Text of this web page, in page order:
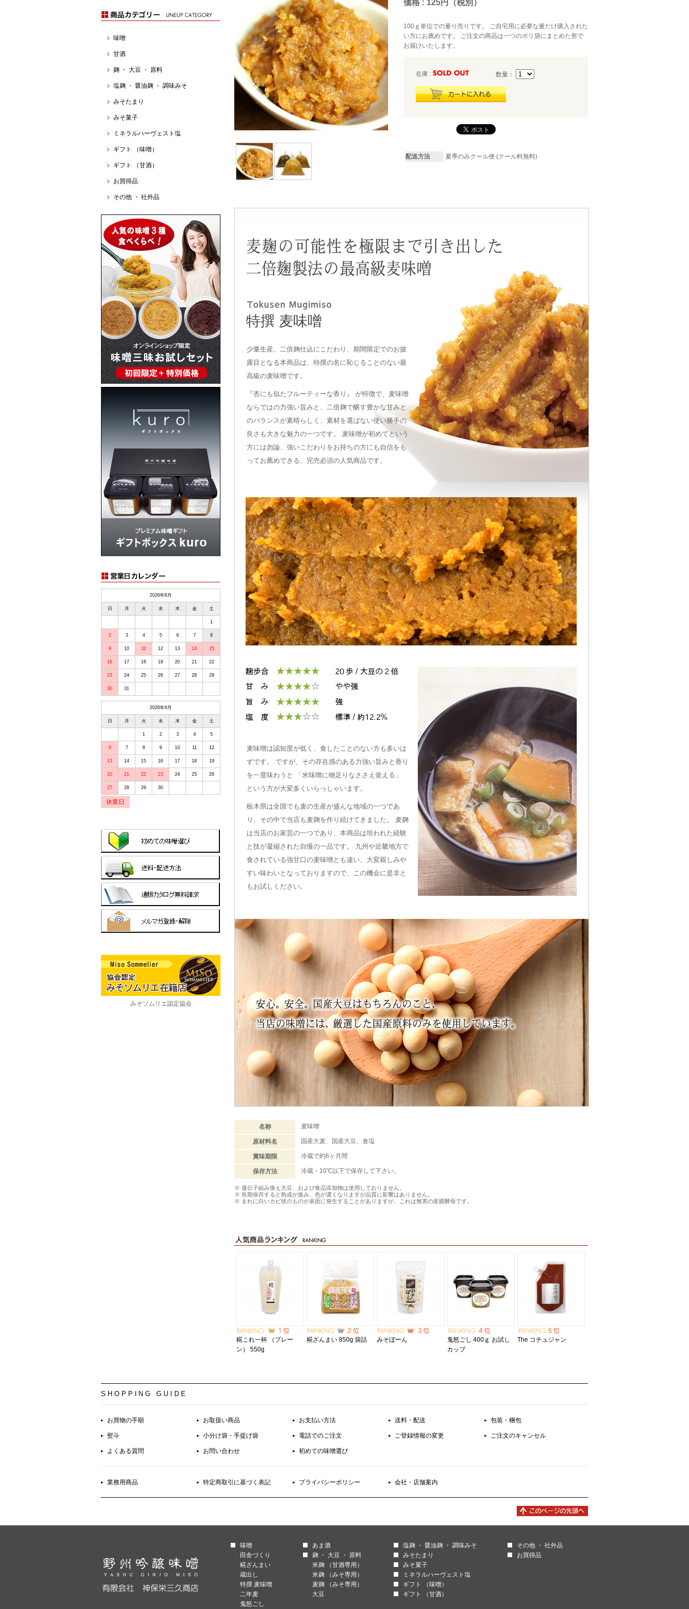
価格 : 125円（税別）
100ｇ単位での量り売りです。 ご自宅用に必要な量だけ購入された
い方にお薦めです。 ご注文の商品は一つのポリ袋にまとめた形で
お届けいたします。
在庫 : 数量：
配送方法 夏季のみクール便 (クール料無料)
特撰 麦味噌
少量生産、二倍麹仕込にこだわり、期間限定でのお披
露目となる本商品は、特撰の名に恥じることのない最
高級の麦味噌です。
『杏にも似たフルーティーな香り』 が特徴で、麦味噌
ならではの力強い旨みと、二倍麹で醸す豊かな甘みと
のバランスが素晴らしく、素材を選ばない使い勝手の
良さも大きな魅力の一つです。 麦味噌が初めてという
方には勿論、強いこだわりをお持ちの方にも自信をも
ってお薦めできる、完売必須の人気商品です。
麦味噌は認知度が低く、食したことのない方も多いは
ずです。 ですが、その存在感のある力強い旨みと香り
を一度味わうと 「米味噌に物足りなささえ覚える」
という方が大変多くいらっしゃいます。
栃木県は全国でも麦の生産が盛んな地域の一つであ
り、その中で当店も麦麹を作り続けてきました。 麦麹
は当店のお家芸の一つであり、本商品は培われた経験
と技が凝縮された自慢の一品です。 九州や近畿地方で
食されている強甘口の麦味噌とも違い、大変親しみや
すい味わいとなっておりますので、この機会に是非と
もお試しください。
名称 麦味噌
原材料名 国産大麦、国産大豆、食塩
賞味期限 冷蔵で約6ヶ月間
保存方法 冷蔵・10℃以下で保存して下さい。
※ 遺伝子組み換え大豆、および食品添加物は使用しておりません。
※ 長期保存すると熟成が進み、色が濃くなりますが品質に影響はありません。
※ まれに白いカビ状のものが表面に発生することがありますが、これは無害の産膜酵母です。
糀これ一杯 （プレー
ン） 550g
糀ざんまい 850g 袋詰 みそぼーん
鬼怒ごし 400ｇ お試し
カップ
The コチュジャン
味噌
甘酒
麹 ・ 大豆 ・ 原料
塩麹 ・ 醤油麹 ・ 調味みそ
みそたまり
みそ菓子
ミネラルハーヴェスト塩
ギフト （味噌）
ギフト （甘酒）
お買得品
その他 ・ 社外品
2026年8月
日 月 火 水 木 金 土
1
2 3 4 5 6 7 8
9 10 11 12 13 14 15
16 17 18 19 20 21 22
23 24 25 26 27 28 29
30 31
2026年9月
日 月 火 水 木 金 土
1 2 3 4 5
6 7 8 9 10 11 12
13 14 15 16 17 18 19
20 21 22 23 24 25 26
27 28 29 30
休業日
みそソムリエ認定協会
SHOPPING GUIDE
お買物の手順 お取扱い商品 お支払い方法 送料・配送 包装・梱包
熨斗 小分け袋・手提げ袋 電話でのご注文 ご登録情報の変更 ご注文のキャンセル
よくある質問 お問い合わせ 初めての味噌選び
業務用商品 特定商取引に基づく表記 プライバシーポリシー 会社・店舗案内
味噌
田舎づくり
糀ざんまい
蔵出し
特撰 麦味噌
二年麦
鬼怒ごし
あま酒
麹 ・ 大豆 ・ 原料
米麹 （甘酒専用）
米麹 （みそ専用）
麦麹 （みそ専用）
大豆
塩麹 ・ 醤油麹 ・ 調味みそ
みそたまり
みそ菓子
ミネラルハーヴェスト塩
ギフト （味噌）
ギフト （甘酒）
その他 ・ 社外品
お買得品